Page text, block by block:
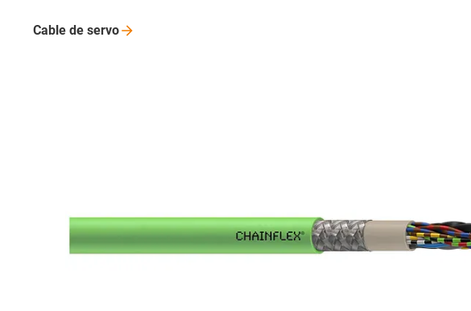
Cable de servo